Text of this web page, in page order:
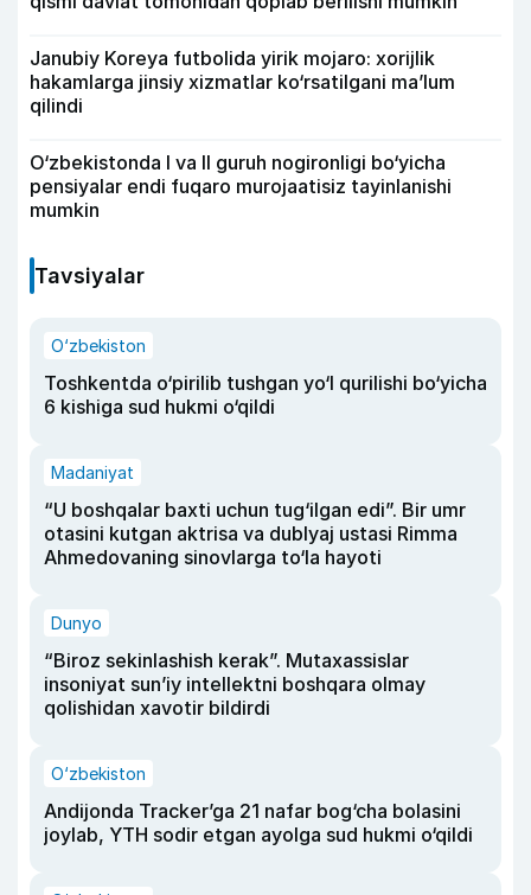
Janubiy Koreya futbolida yirik mojaro: xorijlik
hakamlarga jinsiy xizmatlar ko‘rsatilgani ma’lum
qilindi
O‘zbekistonda I va II guruh nogironligi bo‘yicha
pensiyalar endi fuqaro murojaatisiz tayinlanishi
mumkin
Tavsiyalar
O‘zbekiston
Toshkentda o‘pirilib tushgan yo‘l qurilishi bo‘yicha
6 kishiga sud hukmi o‘qildi
Madaniyat
“U boshqalar baxti uchun tug‘ilgan edi”. Bir umr
otasini kutgan aktrisa va dublyaj ustasi Rimma
Ahmedovaning sinovlarga to‘la hayoti
Dunyo
“Biroz sekinlashish kerak”. Mutaxassislar
insoniyat sun’iy intellektni boshqara olmay
qolishidan xavotir bildirdi
O‘zbekiston
Andijonda Tracker’ga 21 nafar bog‘cha bolasini
joylab, YTH sodir etgan ayolga sud hukmi o‘qildi